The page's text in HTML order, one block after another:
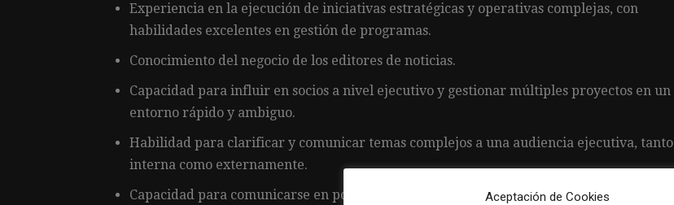
Experiencia en la ejecución de iniciativas estratégicas y operativas complejas, con
habilidades excelentes en gestión de programas.
Conocimiento del negocio de los editores de noticias.
Capacidad para influir en socios a nivel ejecutivo y gestionar múltiples proyectos en un
entorno rápido y ambiguo.
Habilidad para clarificar y comunicar temas complejos a una audiencia ejecutiva, tanto
interna como externamente.
Capacidad para comunicarse en portugués o italiano de manera fluida.
Aceptación de Cookies